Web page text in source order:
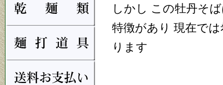
しかし この牡丹そ
特徴があり 現在で
ります